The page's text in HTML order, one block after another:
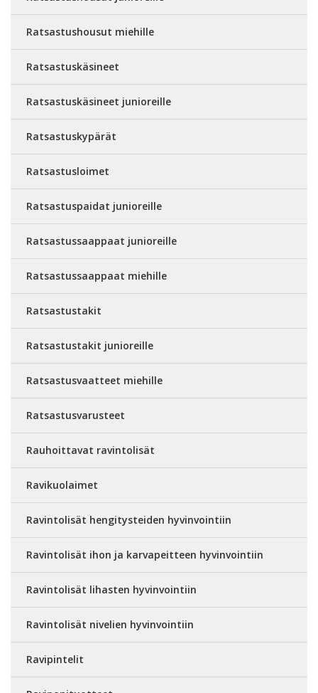
Ratsastushousut miehille
Ratsastuskäsineet
Ratsastuskäsineet junioreille
Ratsastuskypärät
Ratsastusloimet
Ratsastuspaidat junioreille
Ratsastussaappaat junioreille
Ratsastussaappaat miehille
Ratsastustakit
Ratsastustakit junioreille
Ratsastusvaatteet miehille
Ratsastusvarusteet
Rauhoittavat ravintolisät
Ravikuolaimet
Ravintolisät hengitysteiden hyvinvointiin
Ravintolisät ihon ja karvapeitteen hyvinvointiin
Ravintolisät lihasten hyvinvointiin
Ravintolisät nivelien hyvinvointiin
Ravipintelit